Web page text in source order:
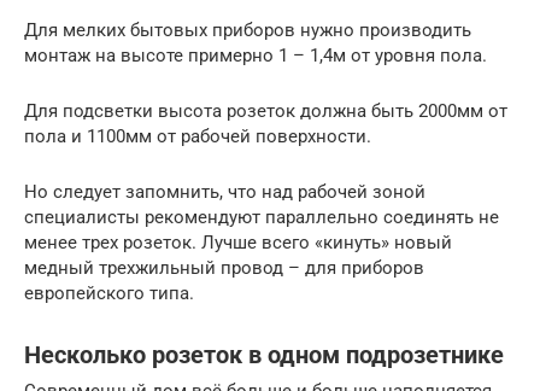
Для мелких бытовых приборов нужно производить
монтаж на высоте примерно 1 – 1,4м от уровня пола.
Для подсветки высота розеток должна быть 2000мм от
пола и 1100мм от рабочей поверхности.
Но следует запомнить, что над рабочей зоной
специалисты рекомендуют параллельно соединять не
менее трех розеток. Лучше всего «кинуть» новый
медный трехжильный провод – для приборов
европейского типа.
Несколько розеток в одном подрозетнике